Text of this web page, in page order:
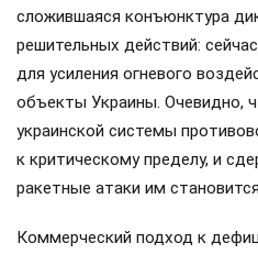
сложившаяся конъюнктура
решительных действий:
для усиления огневого
объекты Украины. Очевидно,
украинской системы
к критическому пределу, и
ракетные атаки им
Коммерческий подход к